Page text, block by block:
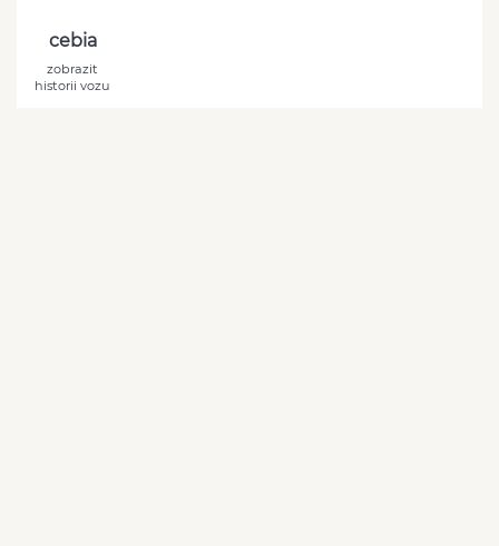
cebia
zobrazit
historii vozu